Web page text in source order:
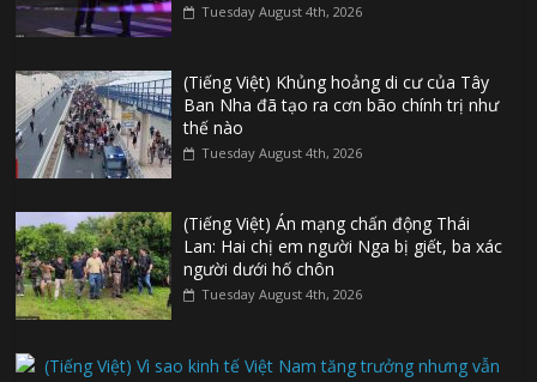
Tuesday August 4th, 2026
(Tiếng Việt) Khủng hoảng di cư của Tây
Ban Nha đã tạo ra cơn bão chính trị như
thế nào
Tuesday August 4th, 2026
(Tiếng Việt) Án mạng chấn động Thái
Lan: Hai chị em người Nga bị giết, ba xác
người dưới hố chôn
Tuesday August 4th, 2026